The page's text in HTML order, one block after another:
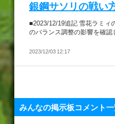
銀鋼サソリの戦い
■2023/12/19追記 雪花ラミィ
のバランス調整の影響を確
2023/12/03 12:17
みんなの掲示板コメント